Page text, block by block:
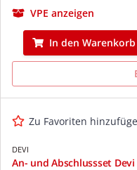
VPE anzeigen
In den Warenkorb
Zu Favoriten
DEVI
An- und Abschlussset Devi